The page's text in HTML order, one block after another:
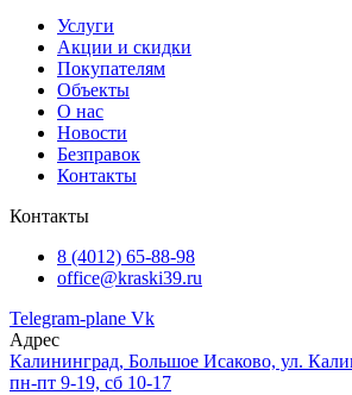
Услуги
Акции и скидки
Покупателям
Объекты
О нас
Новости
Безправок
Контакты
Контакты
8 (4012) 65-88-98
office@kraski39.ru
Telegram-plane Vk
Адрес
Калининград, Большое Исаково, ул.
пн-пт 9-19, сб 10-17